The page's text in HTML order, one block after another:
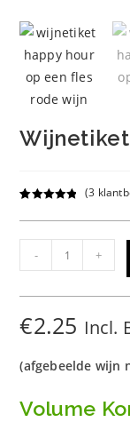
gebaseerd
klant
n
(3
Wijnetiket
Happy
Hour
aantal
- +
€2.25 Incl.
(afgebeelde wijn
Volume